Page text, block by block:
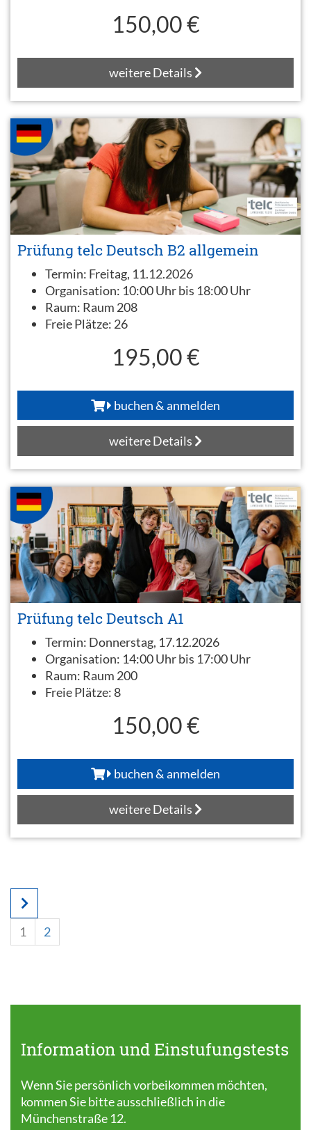
150,00 €
weitere Details
Prüfung telc Deutsch B2 allgemein
Termin: Freitag, 11.12.2026
Organisation: 10:00 Uhr bis 18:00 Uhr
Raum: Raum 208
Freie Plätze: 26
195,00 €
buchen & anmelden
weitere Details
Prüfung telc Deutsch A1
Termin: Donnerstag, 17.12.2026
Organisation: 14:00 Uhr bis 17:00 Uhr
Raum: Raum 200
Freie Plätze: 8
150,00 €
buchen & anmelden
weitere Details
1 2
Information und Einstufungstests
Wenn Sie persönlich vorbeikommen möchten,
kommen Sie bitte ausschließlich in die
Münchenstraße 12.